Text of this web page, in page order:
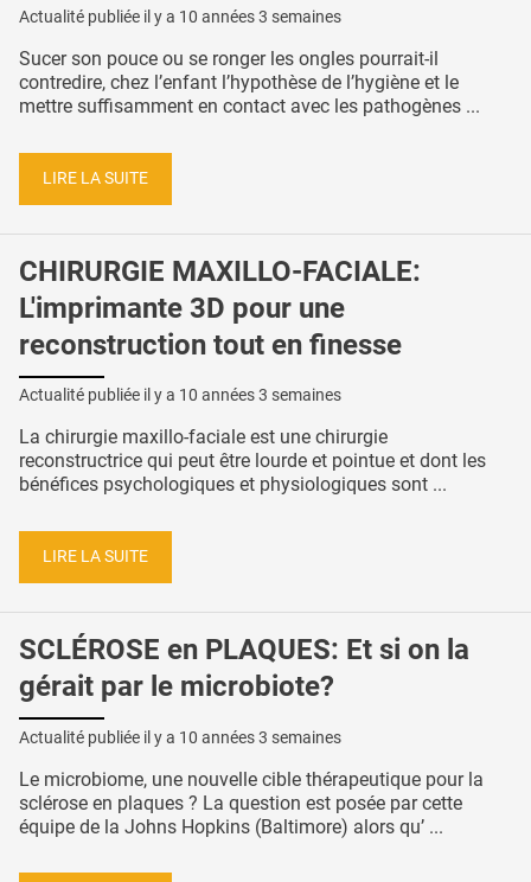
Actualité publiée il y a 10 années 3 semaines
Sucer son pouce ou se ronger les ongles pourrait-il
contredire, chez l’enfant l’hypothèse de l’hygiène et le
mettre suffisamment en contact avec les pathogènes ...
LIRE LA SUITE
CHIRURGIE MAXILLO-FACIALE:
L'imprimante 3D pour une
reconstruction tout en finesse
Actualité publiée il y a 10 années 3 semaines
La chirurgie maxillo-faciale est une chirurgie
reconstructrice qui peut être lourde et pointue et dont les
bénéfices psychologiques et physiologiques sont ...
LIRE LA SUITE
SCLÉROSE en PLAQUES: Et si on la
gérait par le microbiote?
Actualité publiée il y a 10 années 3 semaines
Le microbiome, une nouvelle cible thérapeutique pour la
sclérose en plaques ? La question est posée par cette
équipe de la Johns Hopkins (Baltimore) alors qu’ ...